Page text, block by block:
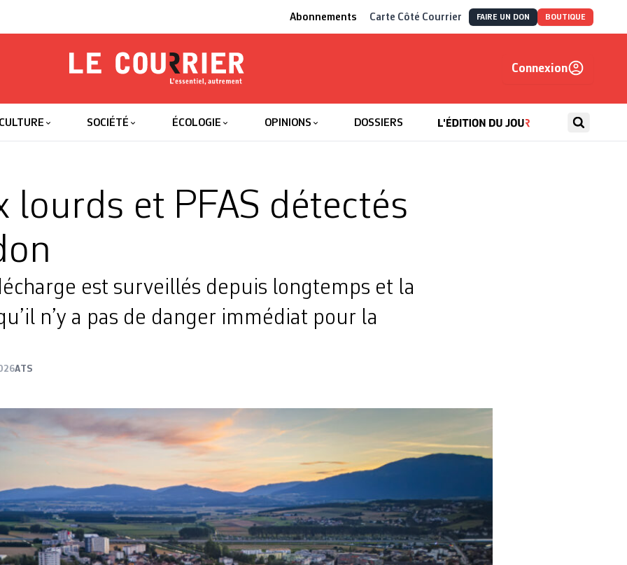
Abonnements Carte Côté Courrier FAIRE UN DON BOUTIQUE
Le Courrier
Connexion
CULTURE SOCIÉTÉ ÉCOLOGIE OPINIONS DOSSIERS
lourds et PFAS détectés
est surveillés depuis longtemps et la
n’y a pas de danger immédiat pour la
ATS